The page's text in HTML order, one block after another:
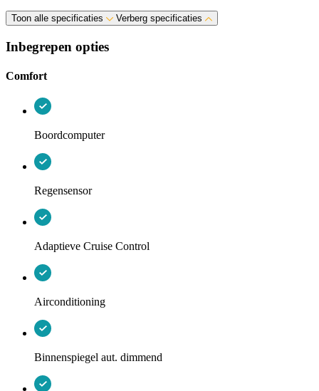
Toon alle specificaties Verberg specificaties
Inbegrepen opties
Comfort
Boordcomputer
Regensensor
Adaptieve Cruise Control
Airconditioning
Binnenspiegel aut. dimmend